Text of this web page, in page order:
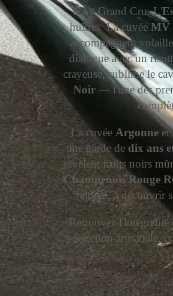
d'Aÿ Grand Cru. L'
huîtres. La cuvéeMV
accompagnent
dialogue avec un
crayeuse, sublime le
Noir — l'une des
La cuvée Argonneet
une garde de dix ans
révèlent fruits noirs
Champenois Rouge
ajouté, à découvrir
Retrouvez
sélection artisanale,